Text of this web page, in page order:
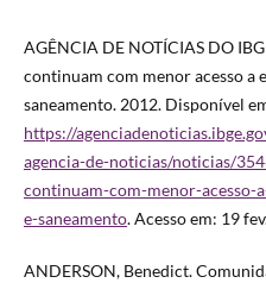
AGÊNCIA DE NOTÍCIAS DO
continuam com menor acesso a
saneamento. 2012. Disponível
https://
agencia-de-noticias/noticias/
continuam-com-menor-acesso-
e-saneamento. Acesso em: 19
ANDERSON, Benedict.